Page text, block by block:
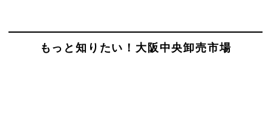
もっと知りたい！大阪中央卸売市場